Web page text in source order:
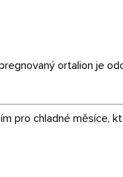
ortalion je
pro chladné měsíce,